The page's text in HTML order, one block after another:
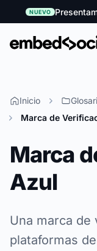
NUEVO
Inicio
Marca de
Marca
Azul
Una marca de
plataformas